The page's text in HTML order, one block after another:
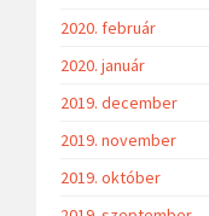
2020. február
2020. január
2019. december
2019. november
2019. október